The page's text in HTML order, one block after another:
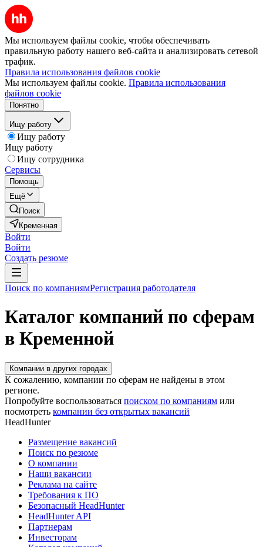
Мы используем файлы cookie, чтобы обеспечивать
правильную работу нашего веб-сайта и анализировать сетевой
трафик.
Правила использования файлов cookie
Мы используем файлы cookie. Правила использования
файлов cookie
Понятно
Ищу работу
Ищу работу
Ищу работу
Ищу сотрудника
Сервисы
Помощь
Ещё
Поиск
Кременная
Войти
Войти
Создать резюме
Поиск по компаниямРегистрация работодателя
Каталог компаний по сферам
в Кременной
Компании в других городах
К сожалению, компании по сферам не найдены в этом
регионе.
Попробуйте воспользоваться поиском по компаниям или
посмотреть компании без открытых вакансий
HeadHunter
Размещение вакансий
Поиск по резюме
О компании
Наши вакансии
Реклама на сайте
Требования к ПО
Безопасный HeadHunter
HeadHunter API
Партнерам
Инвесторам